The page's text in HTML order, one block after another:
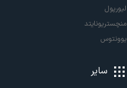
لیورپول
منچستریونایتد
یوونتوس
سایر